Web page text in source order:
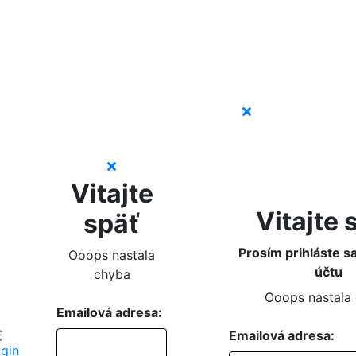
Vitajte
späť
Ooops nastala
chyba
Emailová adresa:
Vitajte
Prosím prihláste
účtu
Ooops nastala
Emailová adresa: